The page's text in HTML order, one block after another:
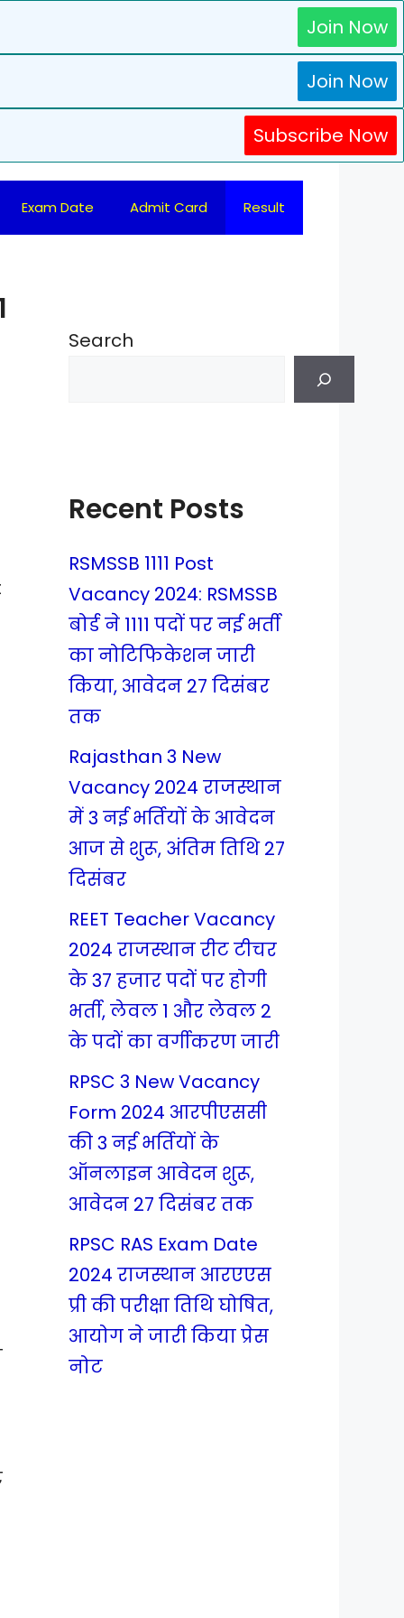
Join Now
Join Now
Subscribe Now
Exam Date Admit Card Result
Search
Recent Posts
RSMSSB 1111 Post
Vacancy 2024: RSMSSB
बोर्ड ने 1111 पदों पर नई भर्ती
का नोटिफिकेशन जारी
किया, आवेदन 27 दिसंबर
तक
Rajasthan 3 New
Vacancy 2024 राजस्थान
में 3 नई भर्तियों के आवेदन
आज से शुरू, अंतिम तिथि 27
दिसंबर
REET Teacher Vacancy
2024 राजस्थान रीट टीचर
के 37 हजार पदों पर होगी
भर्ती, लेवल 1 और लेवल 2
के पदों का वर्गीकरण जारी
RPSC 3 New Vacancy
Form 2024 आरपीएससी
की 3 नई भर्तियों के
ऑनलाइन आवेदन शुरू,
आवेदन 27 दिसंबर तक
RPSC RAS Exam Date
2024 राजस्थान आरएएस
प्री की परीक्षा तिथि घोषित,
आयोग ने जारी किया प्रेस
नोट